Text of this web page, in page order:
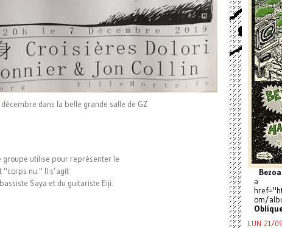
dans la belle grande salle de GZ
groupe utilise pour représenter le
nu." Il s’agit
Saya et du guitariste Eiji.
a
om/
LUN 21/